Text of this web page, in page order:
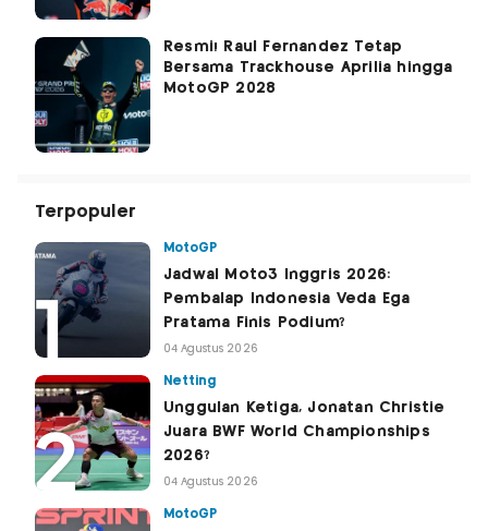
Resmi! Raul Fernandez Tetap
Bersama Trackhouse Aprilia hingga
MotoGP 2028
Terpopuler
MotoGP
Jadwal Moto3 Inggris 2026:
Pembalap Indonesia Veda Ega
Pratama Finis Podium?
04 Agustus 2026
Netting
Unggulan Ketiga, Jonatan Christie
Juara BWF World Championships
2026?
04 Agustus 2026
MotoGP